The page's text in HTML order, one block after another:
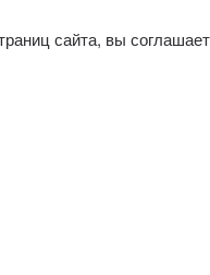
сайта, вы